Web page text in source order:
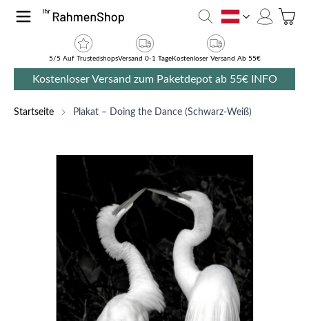
Zum Inhalt springen
AT
5/5 Auf TrustedshopsVersand 0-1 TageKostenloser Versand Ab 55€
Kostenloser Versand zum Paketdepot ab 55€ INFO
Startseite Plakat – Doing the Dance (Schwarz-Weiß)